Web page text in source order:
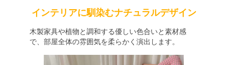
インテリアに馴染むナチュラルデザイン
木製家具や植物と調和する優しい色合いと素材感
で、部屋全体の雰囲気を柔らかく演出します。